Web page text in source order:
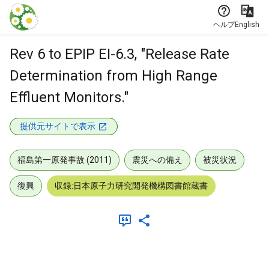
本文に飛ぶ
ヘルプEnglish
Rev 6 to EPIP EI-6.3, "Release Rate
Determination from High Range
Effluent Monitors."
提供元サイトで表示
福島第一原発事故 (2011) 震災への備え 被災状況
復興 収録:日本原子力研究開発機構図書館蔵書